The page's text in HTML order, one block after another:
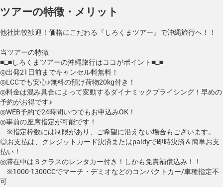
ツアーの特徴・メリット
他社比較歓迎！価格にこだわる『しろくまツアー』で沖縄旅行へ！！
当ツアーの特徴
■□■しろくまツアーの沖縄旅行はココがポイント■□■
◎出発21日前までキャンセル料無料！
◎LCCでも安心♪無料の預け荷物20kg付き！
◎料金は混み具合によって変動するダイナミックプライシング！早めの
予約がお得です♪
◎WEB予約で24時間いつでもお申込みOK！
◎事前の座席指定が可能です！
※指定枠数には制限があり、ご希望に沿えない場合もございます。
◎お支払は、クレジットカード決済またはpaidyで即時決済＆簡単お支
払い！
◎滞在中はＳクラスのレンタカー付き！しかも免責補償込み！！
※1000-1300CCでマーチ・デミオなどのコンパクトカー/車種指定不
可